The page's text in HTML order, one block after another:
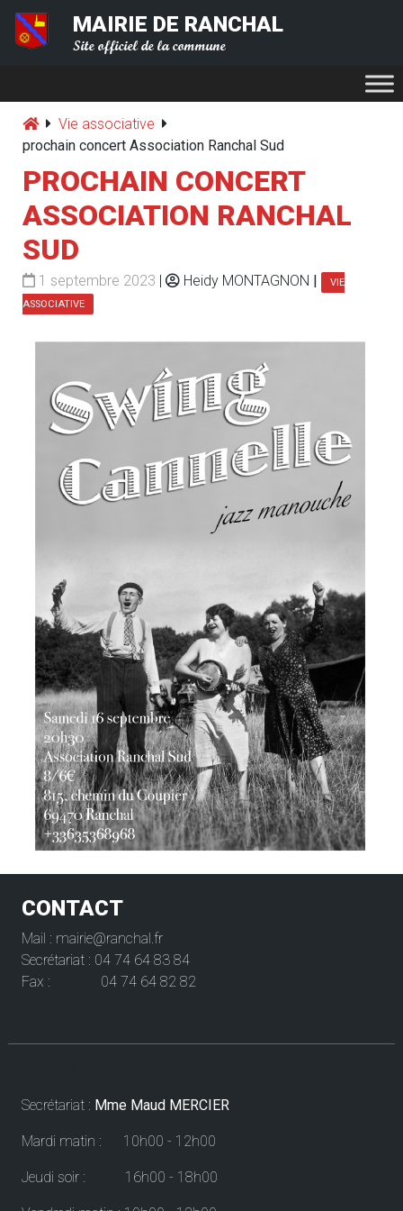
MAIRIE DE RANCHAL
Site officiel de la commune
Vie associative
prochain concert Association Ranchal Sud
PROCHAIN CONCERT
ASSOCIATION RANCHAL
SUD
1 septembre 2023 | Heidy MONTAGNON |
VIE
ASSOCIATIVE
CONTACT
Mail : mairie@ranchal.fr
Secrétariat : 04 74 64 83 84
Fax : 04 74 64 82 82
Secrétariat : Mme Maud MERCIER
Mardi matin : 10h00 - 12h00
Jeudi soir : 16h00 - 18h00